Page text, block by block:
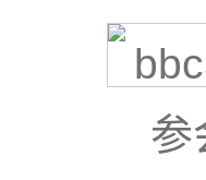
参